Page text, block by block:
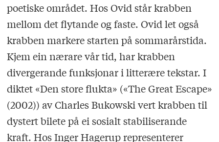
poetiske området. Hos Ovid står krabben
mellom det flytande og faste. Ovid let også
krabben markere starten på sommarårstida.
Kjem ein nærare vår tid, har krabben
divergerande funksjonar i litterære tekstar. I
diktet «Den store flukta» («The Great Escape»
(2002)) av Charles Bukowski vert krabben til
dystert bilete på ei sosialt stabiliserande
kraft. Hos Inger Hagerup representerer